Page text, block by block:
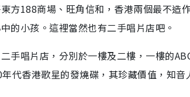
方188商場、旺角信和，香港兩個最不造
的小孩。這裡當然也有二手唱片店吧。
手唱片店，分別於一樓及二樓，一樓的
代香港歌星的發燒碟，其珍藏價值，知音